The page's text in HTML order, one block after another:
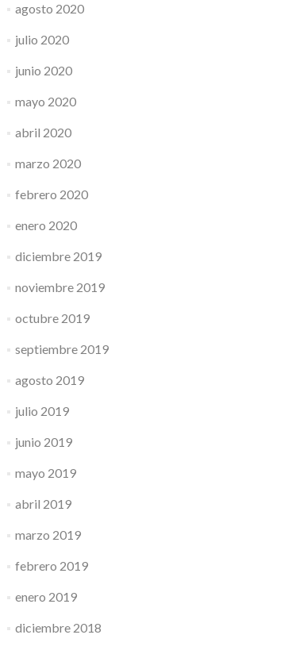
agosto 2020
julio 2020
junio 2020
mayo 2020
abril 2020
marzo 2020
febrero 2020
enero 2020
diciembre 2019
noviembre 2019
octubre 2019
septiembre 2019
agosto 2019
julio 2019
junio 2019
mayo 2019
abril 2019
marzo 2019
febrero 2019
enero 2019
diciembre 2018